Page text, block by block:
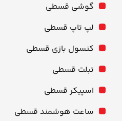
گوشی قسطی
لپ تاپ قسطی
کنسول بازی قسطی
تبلت قسطی
اسپیکر قسطی
ساعت هوشمند قسطی